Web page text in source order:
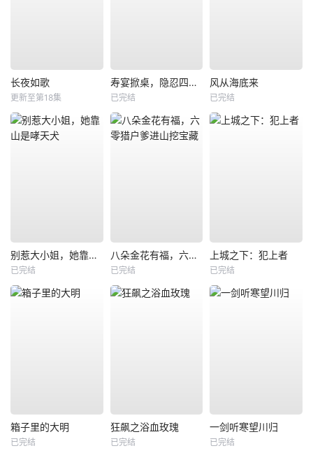
长夜如歌
更新至第18集
寿宴掀桌，隐忍四年我封神
已完结
风从海底来
已完结
别惹大小姐，她靠山是哮天犬
已完结
八朵金花有福，六零猎户爹进山挖宝藏
已完结
上城之下：犯上者
已完结
箱子里的大明
已完结
狂飙之浴血玫瑰
已完结
一剑听寒望川归
已完结